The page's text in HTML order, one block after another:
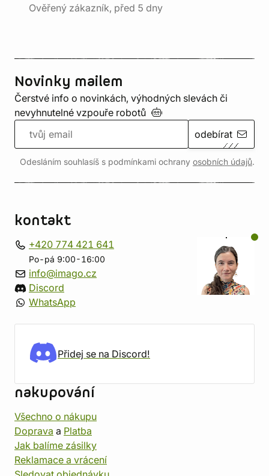
Ověřený zákazník, před 5 dny
Novinky mailem
Čerstvé info o novinkách, výhodných slevách či
nevyhnutelné vzpouře robotů
odebírat
Odesláním souhlasíš s podmínkami ochrany osobních údajů.
kontakt
+420 774 421 641
Po-pá 9:00-16:00
info@imago.cz
Discord
WhatsApp
Přidej se na Discord!
nakupování
Všechno o nákupu
Doprava a Platba
Jak balíme zásilky
Reklamace a vrácení